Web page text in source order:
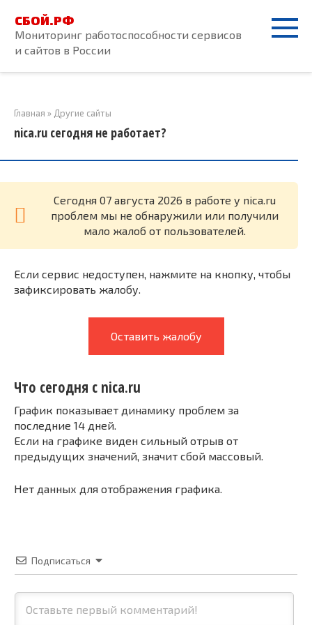
контенту
СБОЙ.РФ
Мониторинг работоспособности сервисов
и сайтов в России
Главная » Другие сайты
nica.ru сегодня не работает?
Cегодня 07 августа 2026 в работе у nica.ru
проблем мы не обнаружили или получили
мало жалоб от пользователей.
Если сервис недоступен, нажмите на кнопку, чтобы
зафиксировать жалобу.
Оставить жалобу
Что сегодня с nica.ru
График показывает динамику проблем за
последние 14 дней.
Если на графике виден сильный отрыв от
предыдущих значений, значит сбой массовый.
Нет данных для отображения графика.
Подписаться